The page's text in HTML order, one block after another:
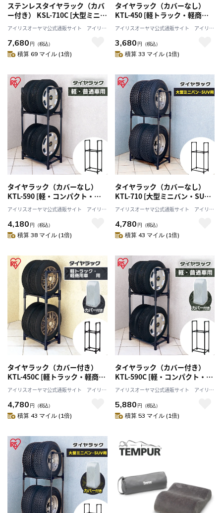
ステンレスタイヤラック（カバ
ー付き） KSL-710C [大型ミニバ
ン・SUV用]
アイリスオーヤマ公式通販サイト アイリス
7,680 円 （税込）
積算 69 マイル (1倍)
タイヤラック（カバーなし）
KTL-450 [軽トラック・軽商用
車用]
アイリスオーヤマ公式通販サイト アイリス
3,680 円 （税込）
積算 33 マイル (1倍)
タイヤラック（カバーなし）
KTL-590 [軽・コンパクト・普
通車・ミニバン用]
アイリスオーヤマ公式通販サイト アイリス
4,180 円 （税込）
積算 38 マイル (1倍)
タイヤラック（カバーなし）
KTL-710 [大型ミニバン・SUV
用]
アイリスオーヤマ公式通販サイト アイリス
4,780 円 （税込）
積算 43 マイル (1倍)
タイヤラック（カバー付き）
KTL-450C [軽トラック・軽商用
車用]
アイリスオーヤマ公式通販サイト アイリス
4,780 円 （税込）
積算 43 マイル (1倍)
タイヤラック（カバー付き）
KTL-590C [軽・コンパクト・普
通車・ミニバン用]
アイリスオーヤマ公式通販サイト アイリス
5,880 円 （税込）
積算 53 マイル (1倍)